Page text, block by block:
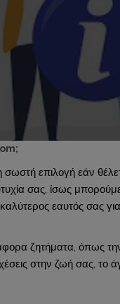
επιλογή εάν
σας, ίσως
εαυτός σας
ζητήματα, όπως
στην ζωή σας, το